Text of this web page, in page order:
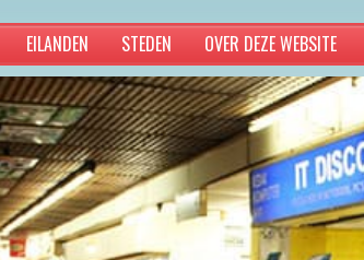
EILANDEN STEDEN OVER DEZE WEBSITE